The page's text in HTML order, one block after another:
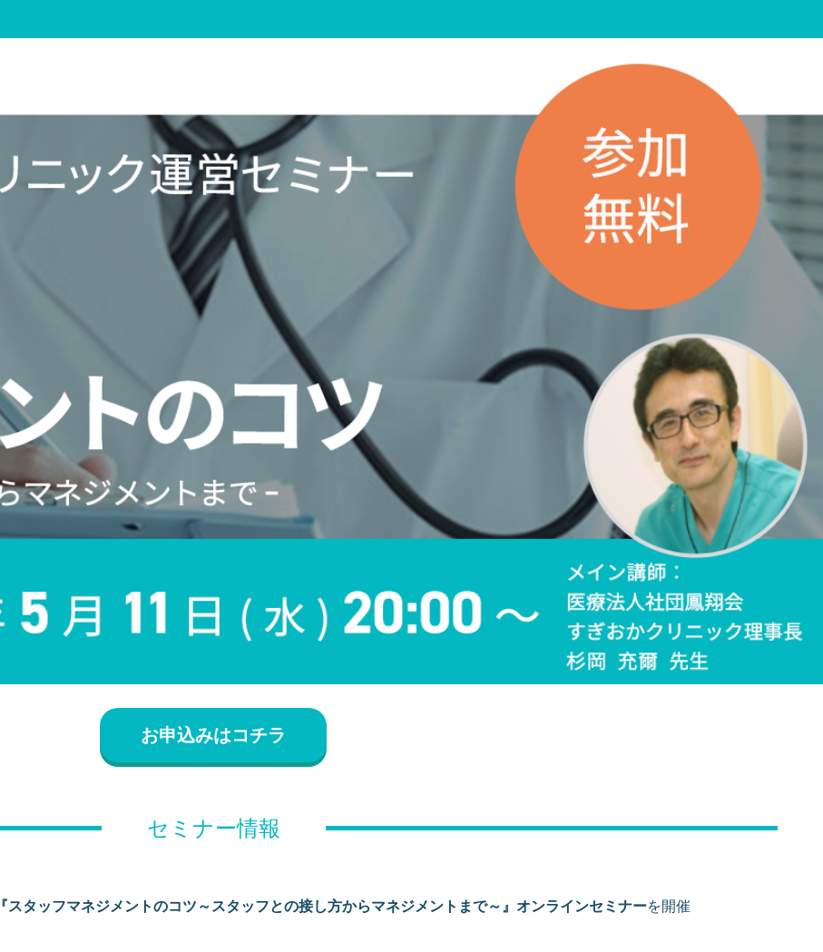
セミナー情報
『スタッフマネジメントのコツ～スタッフとの接し方からマネジメントまで～』オンラインセミナーを開催